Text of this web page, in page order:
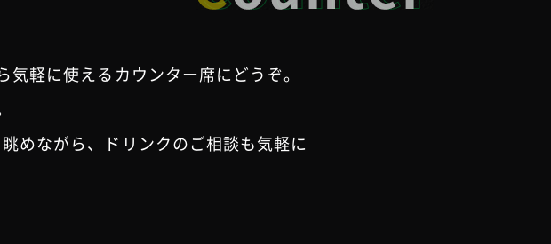
軽に使えるカウンター席にどうぞ。
めながら、ドリンクのご相談も気軽に